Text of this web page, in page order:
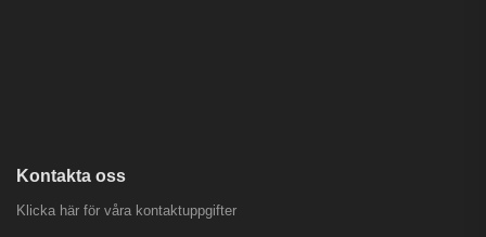
Kontakta oss
Klicka här för våra kontaktuppgifter